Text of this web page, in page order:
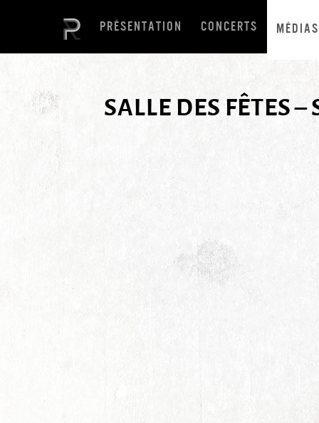
PRÉSENTATION CONCERTS MÉDIAS
SALLE DES FÊTES